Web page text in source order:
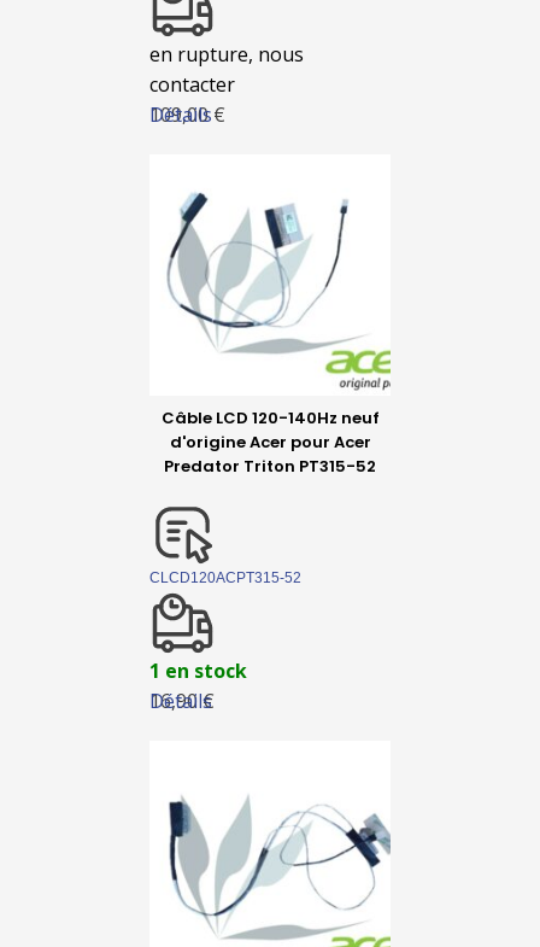
Détails
en rupture, nous
contacter
109,00 €
Détails
Câble LCD 120-140Hz neuf
d'origine Acer pour Acer
Predator Triton PT315-52
CLCD120ACPT315-52
1 en stock
16,90 €